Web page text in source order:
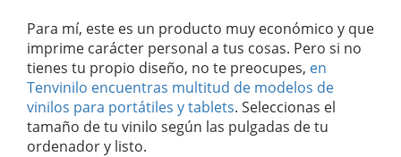
Para mí, este es un producto muy económico y que
imprime carácter personal a tus cosas. Pero si no
tienes tu propio diseño, no te preocupes, en
Tenvinilo encuentras multitud de modelos de
vinilos para portátiles y tablets. Seleccionas el
tamaño de tu vinilo según las pulgadas de tu
ordenador y listo.